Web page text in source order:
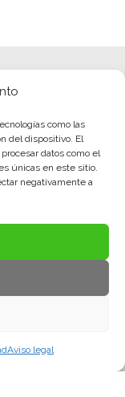
como las
del dispositivo. El
datos como el
únicas en este sitio.
negativamente a
Aviso legal